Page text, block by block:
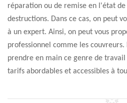
réparation ou de remise en l'état de
destructions. Dans ce cas, on peut
à un expert. Ainsi, on peut vous
professionnel comme les couvreurs.
prendre en main ce genre de
tarifs abordables et accessibles à